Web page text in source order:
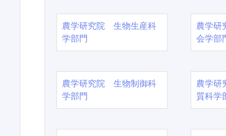
農学研究院 生物生産科
学部門
農学
会学部
農学研究院 生物制御科
学部門
農学
質科学